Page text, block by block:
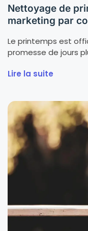
Nettoyage de
marketing par
Le printemps est
promesse de jours
Lire la suite